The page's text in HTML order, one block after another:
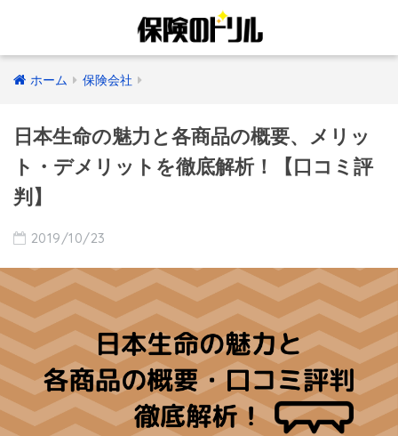
ホーム 保険会社
日本生命の魅力と各商品の概要、メリッ
ト・デメリットを徹底解析！【口コミ評
判】
2019/10/23